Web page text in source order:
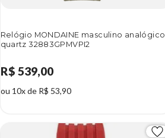
Relógio MONDAINE masculino analógico
quartz 32883GPMVPI2
R$ 539,00
ou 10x de R$ 53,90